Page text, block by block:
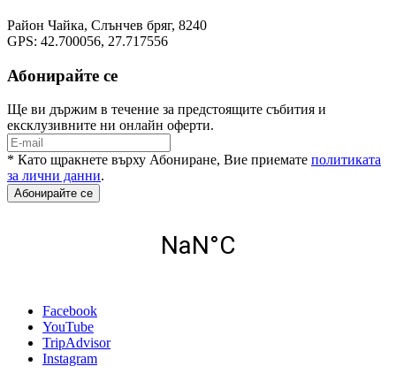
Район Чайка, Слънчев бряг, 8240
GPS: 42.700056, 27.717556
Абонирайте се
Ще ви държим в течение за предстоящите събития и
ексклузивните ни онлайн оферти.
* Като щракнете върху Абониране, Вие приемате политиката
за лични данни.
Абонирайте се
Facebook
YouTube
TripAdvisor
Instagram